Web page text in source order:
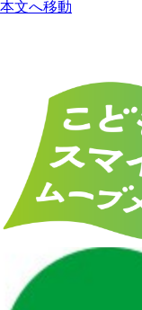
本文へ移動